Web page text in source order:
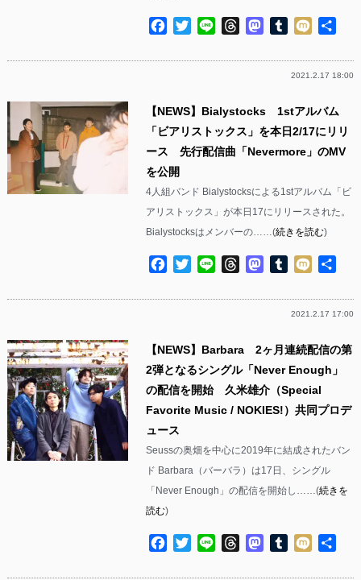
Facebook
TwitterLine ThreadsMastodon
Tumblr
Mixi
2021.2.17 18:00
【NEWS】Bialystocks 1stアルバム
「ビアリストックス」を本日2/17にリリ
ース 先行配信曲「Nevermore」のMV
を公開
4人組バンド Bialystocksによる1stアルバム「ビ
アリストックス」が本日17にリリースされた。
Bialystocksはメンバーの……(続きを読む)
Facebook
TwitterLine ThreadsMastodon
Tumblr
Mixi
2021.2.17 17:00
【NEWS】Barbara 2ヶ月連続配信の第
2弾となるシングル「Never Enough」
の配信を開始 久米雄介（Special
Favorite Music / NOKIES!）共同プロデ
ュース
Seussの奥畑を中心に2019年に結成されたバン
ド Barbara（バーバラ）は17日、シングル
「Never Enough」の配信を開始し……(続きを
読む)
Facebook
TwitterLine ThreadsMastodon
Tumblr
Mixi